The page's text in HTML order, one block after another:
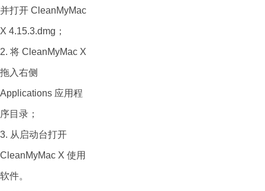
统，安全擦除敏感数
据，查找和移除大型
文件和文件夹，让您
的Mac电脑系统常用
常新，是Mac电脑必
备的系统清理软件。
CleanMyMac X 主要
功能：
1. 清理系统垃圾 清
并打开 CleanMyMac
X 4.15.3.dmg；
2. 将 CleanMyMac X
拖入右侧
Applications 应用程
序目录；
3. 从启动台打开
CleanMyMac X 使用
软件。